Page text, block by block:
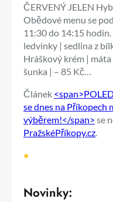
ČERVENÝ JELEN
Obědové menu se
11:30 do 14:15
ledvinky | sedlina z
Hráškový krém |
šunka | – 85 Kč…
Článek
se dnes na Příkopech
výběrem!</span> se
PražskéPříkopy.cz
•
Novinky: